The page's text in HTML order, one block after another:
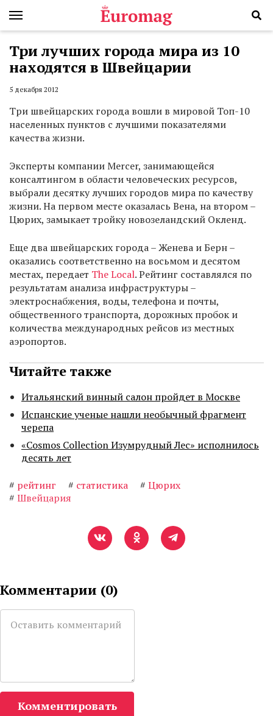
Три лучших города мира из 10
находятся в Швейцарии
5 декабря 2012
Три швейцарских города вошли в мировой Топ-10
населенных пунктов с лучшими показателями
качества жизни.
Эксперты компании Mercer, занимающейся
консалтингом в области человеческих ресурсов,
выбрали десятку лучших городов мира по качеству
жизни. На первом месте оказалась Вена, на втором –
Цюрих, замыкает тройку новозеландский Окленд.
Еще два швейцарских города – Женева и Берн –
оказались соответственно на восьмом и десятом
местах, передает The Local. Рейтинг составлялся по
результатам анализа инфраструктуры –
электроснабжения, воды, телефона и почты,
общественного транспорта, дорожных пробок и
количества международных рейсов из местных
аэропортов.
Читайте также
Итальянский винный салон пройдет в Москве
Испанские ученые нашли необычный фрагмент
черепа
«Cosmos Collection Изумрудный Лес» исполнилось
десять лет
# рейтинг # статистика # Цюрих
# Швейцария
Комментарии (0)
Комментировать